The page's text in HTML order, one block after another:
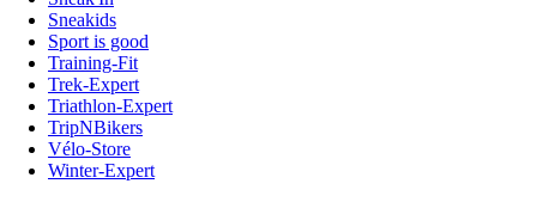
Sneakids
Sport is good
Training-Fit
Trek-Expert
Triathlon-Expert
TripNBikers
Vélo-Store
Winter-Expert